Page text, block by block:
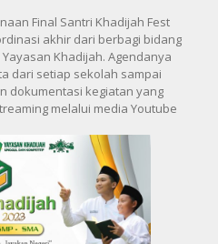
Final Santri Khadijah Fest
akhir dari berbagi bidang
Khadijah. Agendanya
dari setiap sekolah sampai
dokumentasi kegiatan yang
melalui media Youtube